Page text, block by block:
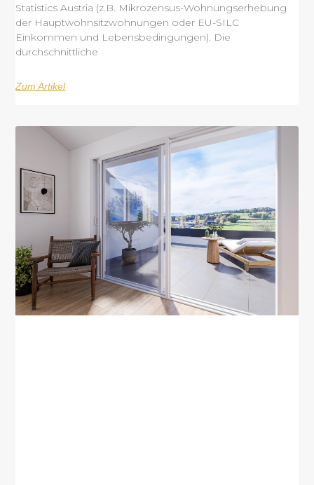
Statistics Austria (z.B. Mikrozensus-Wohnungserhebung
der Hauptwohnsitzwohnungen oder EU-SILC
Einkommen und Lebensbedingungen). Die
durchschnittliche
Zum Artikel